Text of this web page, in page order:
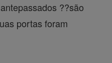
??são
portas foram